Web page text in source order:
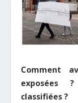
Comment
exposées
classifiées ?